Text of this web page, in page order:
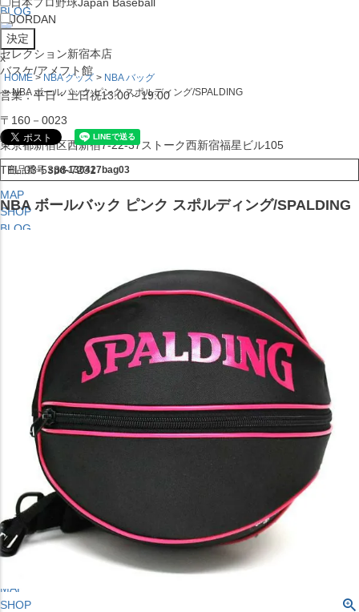
BLOG
セレクション新宿本店
バスケ/アメフト館
営業：平日・土日祝13:00～19:00
〒160－0023
東京都新宿区西新宿7-22-37ストーク西新宿福星ビル105
TEL:03-5338-7231
MAP
SHOP
BLOG
セレクション大阪店BIGSTEP 2F
営業：平日・土日祝12:00～19:00
大阪府大阪市中央区西心斎橋1丁目6番14号
TEL:06-4708-3300
SHOP
JR水道橋駅西口店
営業：土・日・祝日のみ 12:00-18:00
〒101-0061
東京都千代田区神田三崎町２丁目２２−１ 1F
MAP
SHOP
JORDAN
x
HOME NBA グッズ
NBA バッグ
NBA ボールバック ピンク スポルディング/SPALDING
商品番号 spd-130427bag03
NBA ボールバック ピンク スポルディング/SPALDING